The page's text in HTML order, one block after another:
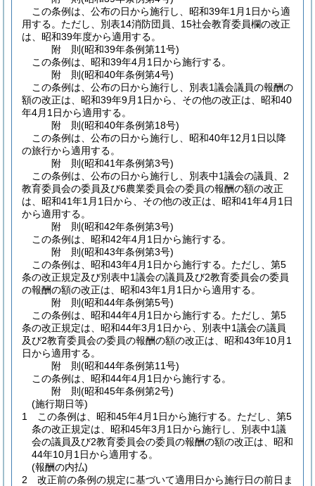
この条例は、公布の日から施行し、昭和39年1月1日から適
用する。 ただし、別表14消防団員、15社会教育委員欄の改正
は、昭和39年度から適用する。
附 則(昭和39年条例第11号)
この条例は、昭和39年4月1日から施行する。
附 則(昭和40年条例第4号)
この条例は、公布の日から施行し、別表1議会議員の報酬の
額の改正は、昭和39年9月1日から、その他の改正は、昭和40
年4月1日から適用する。
附 則(昭和40年条例第18号)
この条例は、公布の日から施行し、昭和40年12月1日以降
の旅行から適用する。
附 則(昭和41年条例第3号)
この条例は、公布の日から施行し、別表中1議会の議員、2
教育委員会の委員及び6農業委員会の委員の報酬の額の改正
は、昭和41年1月1日から、その他の改正は、昭和41年4月1日
から適用する。
附 則(昭和42年条例第3号)
この条例は、昭和42年4月1日から施行する。
附 則(昭和43年条例第3号)
この条例は、昭和43年4月1日から施行する。 ただし、第5
条の改正規定及び別表中1議会の議員及び2教育委員会の委員
の報酬の額の改正は、昭和43年1月1日から適用する。
附 則(昭和44年条例第5号)
この条例は、昭和44年4月1日から施行する。 ただし、第5
条の改正規定は、昭和44年3月1日から、別表中1議会の議員
及び2教育委員会の委員の報酬の額の改正は、昭和43年10月1
日から適用する。
附 則(昭和44年条例第11号)
この条例は、昭和44年4月1日から施行する。
附 則(昭和45年条例第2号)
(施行期日等)
1
この条例は、昭和45年4月1日から施行する。 ただし、第5
条の改正規定は、昭和45年3月1日から施行し、別表中1議
会の議員及び2教育委員会の委員の報酬の額の改正は、昭和
44年10月1日から適用する。
(報酬の内払)
2
改正前の条例の規定に基づいて適用日から施行日の前日ま